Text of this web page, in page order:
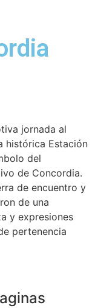
jornada al
histórica Estación
del
de Concordia.
de encuentro y
de una
y expresiones
pertenencia